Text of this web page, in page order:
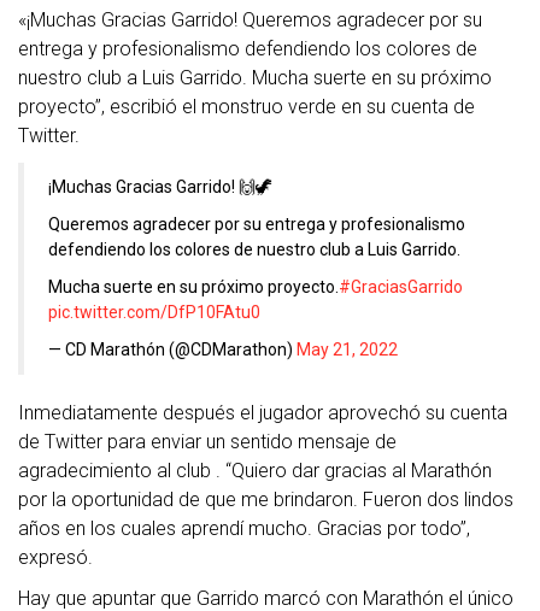
«¡Muchas Gracias Garrido! Queremos agradecer por su
entrega y profesionalismo defendiendo los colores de
nuestro club a Luis Garrido. Mucha suerte en su próximo
proyecto’’, escribió el monstruo verde en su cuenta de
Twitter.
¡Muchas Gracias Garrido! 🙌🦖
Queremos agradecer por su entrega y profesionalismo
defendiendo los colores de nuestro club a Luis Garrido.
Mucha suerte en su próximo proyecto. #GraciasGarrido
pic.twitter.com/DfP10FAtu0
— CD Marathón (@CDMarathon) May 21, 2022
Inmediatamente después el jugador aprovechó su cuenta
de Twitter para enviar un sentido mensaje de
agradecimiento al club . ‘‘Quiero dar gracias al Marathón
por la oportunidad de que me brindaron. Fueron dos lindos
años en los cuales aprendí mucho. Gracias por todo’’,
expresó.
Hay que apuntar que Garrido marcó con Marathón el único